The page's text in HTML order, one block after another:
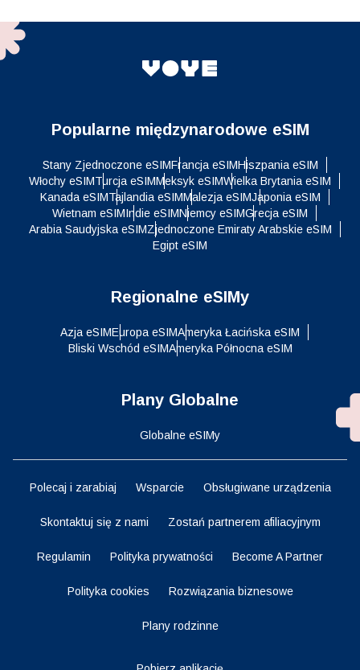
Popularne międzynarodowe eSIM
Stany Zjednoczone eSIMFrancja eSIMHiszpania eSIM
Włochy eSIMTurcja eSIMMeksyk eSIMWielka Brytania eSIM
Kanada eSIMTajlandia eSIMMalezja eSIMJaponia eSIM
Wietnam eSIMIndie eSIMNiemcy eSIMGrecja eSIM
Arabia Saudyjska eSIMZjednoczone Emiraty Arabskie eSIM
Egipt eSIM
Regionalne eSIMy
Azja eSIMEuropa eSIMAmeryka Łacińska eSIM
Bliski Wschód eSIMAmeryka Północna eSIM
Plany Globalne
Globalne eSIMy
Polecaj i zarabiaj Wsparcie Obsługiwane urządzenia
Skontaktuj się z nami Zostań partnerem afiliacyjnym
Regulamin Polityka prywatności Become A Partner
Polityka cookies Rozwiązania biznesowe
Plany rodzinne